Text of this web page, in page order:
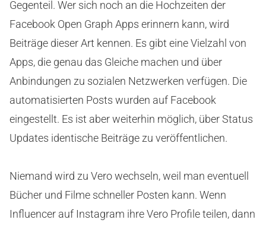
Gegenteil. Wer sich noch an die Hochzeiten der
Facebook Open Graph Apps erinnern kann, wird
Beiträge dieser Art kennen. Es gibt eine Vielzahl von
Apps, die genau das Gleiche machen und über
Anbindungen zu sozialen Netzwerken verfügen. Die
automatisierten Posts wurden auf Facebook
eingestellt. Es ist aber weiterhin möglich, über Status
Updates identische Beiträge zu veröffentlichen.
Niemand wird zu Vero wechseln, weil man eventuell
Bücher und Filme schneller Posten kann. Wenn
Influencer auf Instagram ihre Vero Profile teilen, dann